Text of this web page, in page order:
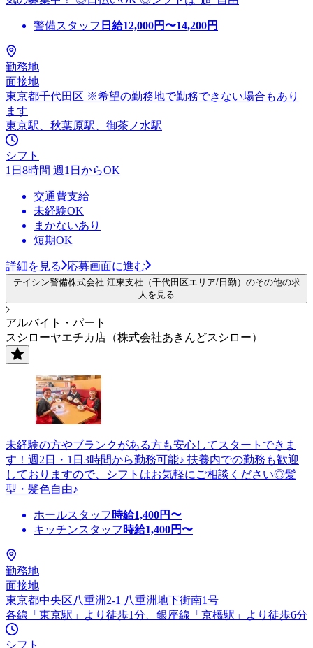
警備スタッフ 日給12,000円〜14,200円
勤務地
面接地
東京都千代田区 ※希望の勤務地で勤務できない場合もあり
ます
東京駅、秋葉原駅、御茶ノ水駅
シフト
1日8時間 週1日からOK
交通費支給
未経験OK
まかないあり
短期OK
詳細を見る 応募画面に進む
テイシン警備株式会社 江東支社（千代田区エリア/日勤）のその他の求
人を見る
アルバイト・パート
スシローヤエチカ店（株式会社あきんどスシロー）
未経験の方やブランクがある方も安心してスタートできま
す！週2日・1日3時間から勤務可能♪ 扶養内での勤務も歓迎
しておりますので、シフトはお気軽にご相談ください◎髪
型・髪色自由♪
ホールスタッフ 時給1,400円〜
キッチンスタッフ 時給1,400円〜
勤務地
面接地
東京都中央区八重洲2-1 八重洲地下街南1号
各線「東京駅」より徒歩1分、銀座線「京橋駅」より徒歩6分
シフト